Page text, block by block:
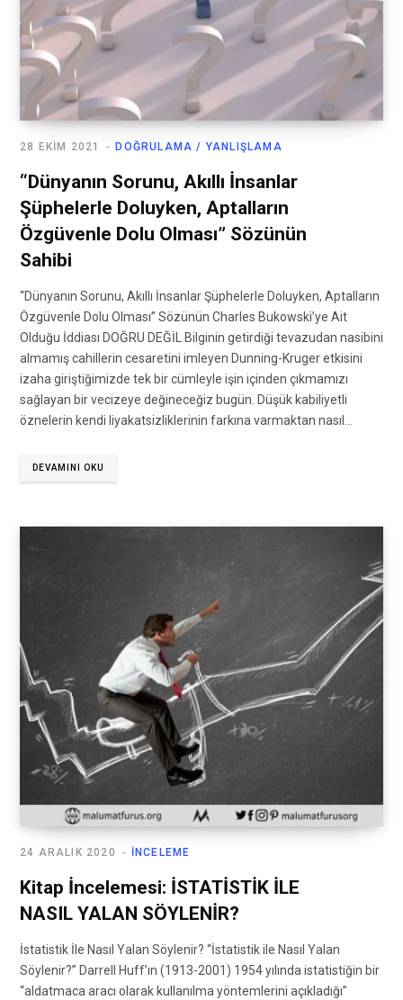
DOĞRULAMA / YANLIŞLAMA
28 EKIM 2021
“Dünyanın Sorunu, Akıllı İnsanlar
Şüphelerle Doluyken, Aptalların
Özgüvenle Dolu Olması” Sözünün
Sahibi
“Dünyanın Sorunu, Akıllı İnsanlar Şüphelerle Doluyken, Aptalların
Özgüvenle Dolu Olması” Sözünün Charles Bukowski’ye Ait
Olduğu İddiası DOĞRU DEĞİL Bilginin getirdiği tevazudan nasibini
almamış cahillerin cesaretini imleyen Dunning-Kruger etkisini
izaha giriştiğimizde tek bir cümleyle işin içinden çıkmamızı
sağlayan bir vecizeye değineceğiz bugün. Düşük kabiliyetli
öznelerin kendi liyakatsizliklerinin farkına varmaktan nasıl…
DEVAMINI OKU
İNCELEME
24 ARALIK 2020
Kitap İncelemesi: İSTATİSTİK İLE
NASIL YALAN SÖYLENİR?
İstatistik İle Nasıl Yalan Söylenir? “İstatistik ile Nasıl Yalan
Söylenir?” Darrell Huff’ın (1913-2001) 1954 yılında istatistiğin bir
“aldatmaca aracı olarak kullanılma yöntemlerini açıkladığı”